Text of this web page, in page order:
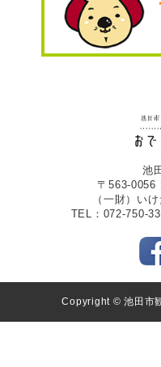
池
〒563-0056
（一財）い
TEL：072-750-
Copyright © 池田市